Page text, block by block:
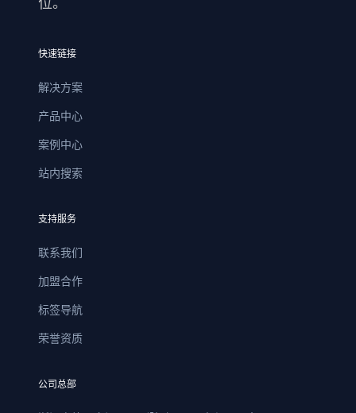
快速链接
解决方案
产品中心
案例中心
站内搜索
支持服务
联系我们
加盟合作
标签导航
荣誉资质
公司总部